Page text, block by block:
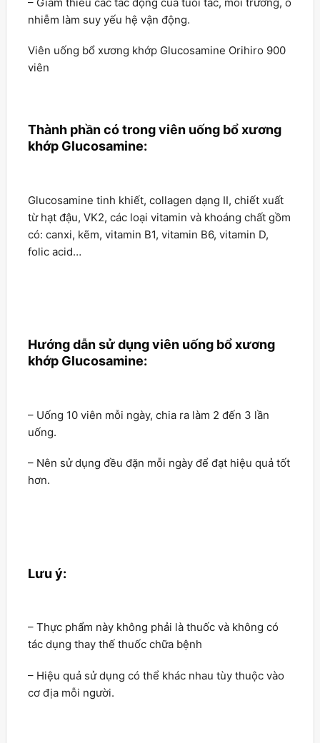
nhiễm làm suy yếu hệ vận động.
Viên uống bổ xương khớp Glucosamine Orihiro 900
viên
Thành phần có trong viên uống bổ xương
khớp Glucosamine:
Glucosamine tinh khiết, collagen dạng II, chiết xuất
từ hạt đậu, VK2, các loại vitamin và khoáng chất gồm
có: canxi, kẽm, vitamin B1, vitamin B6, vitamin D,
folic acid…
Hướng dẫn sử dụng viên uống bổ xương
khớp Glucosamine:
– Uống 10 viên mỗi ngày, chia ra làm 2 đến 3 lần
uống.
– Nên sử dụng đều đặn mỗi ngày để đạt hiệu quả tốt
hơn.
Lưu ý:
– Thực phẩm này không phải là thuốc và không có
tác dụng thay thế thuốc chữa bệnh
– Hiệu quả sử dụng có thể khác nhau tùy thuộc vào
cơ địa mỗi người.